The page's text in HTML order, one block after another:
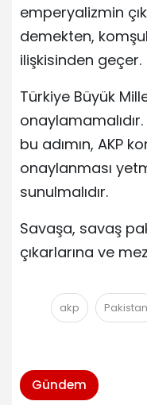
emperyalizmin
demekten,
ilişkisinden geçer.
Türkiye Büyük
bu adımın, AKP
onaylanması
sunulmalıdır.
Savaşa, savaş
çıkarlarına ve
akp Pakistan
Gündem